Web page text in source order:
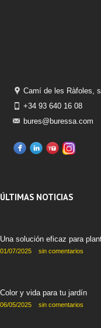
Camí de les Ràfoles,
+34 93 640 16 08
bures@buressa.com
ÚLTIMAS NOTICIAS
Una solución eficaz para
01/07/2025 sin comentarios
Color y vida para tu jardín
06/05/2025 sin comentarios